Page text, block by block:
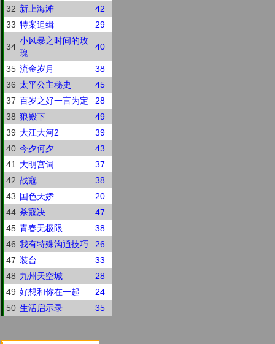
32 新上海滩
42
33 特案追缉 29
34
小风暴之时间的玫
瑰
40
35 流金岁月
38
36 太平公主秘史
45
37 百岁之好一言为定
28
38 狼殿下
49
39 大江大河2
39
40 今夕何夕
43
41
大明宫词
37
42 战寇
38
43 国色天娇
20
44 杀寇决
47
45 青春无极限
38
46 我有特殊沟通技巧
26
47 装台
33
48 九州天空城
28
49 好想和你在一起
24
50 生活启示录 35